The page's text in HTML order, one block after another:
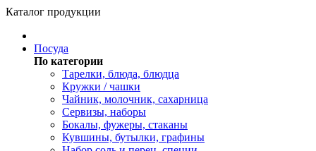
Каталог продукции
Посуда
По категории
Тарелки, блюда, блюдца
Кружки / чашки
Чайник, молочник, сахарница
Сервизы, наборы
Бокалы, фужеры, стаканы
Кувшины, бутылки, графины